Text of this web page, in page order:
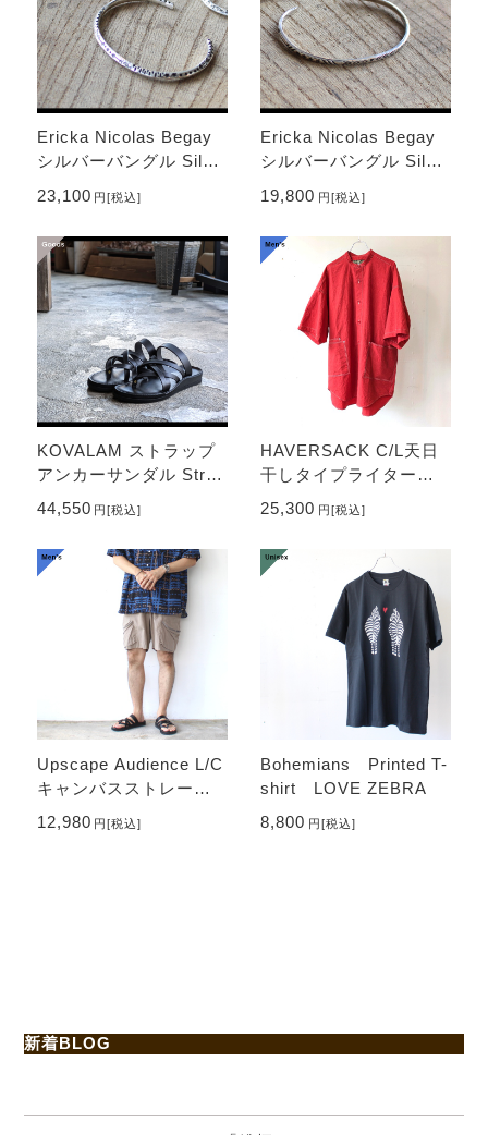
Ericka Nicolas Begay
シルバーバングル Silve
A2
23,100 円[税込]
Ericka Nicolas Begay
シルバーバングル Silve
19,800 円[税込]
KOVALAM ストラップ
アンカーサンダル Strap
Anchor Sandal-Water r
epellent （Black）
44,550 円[税込]
HAVERSACK C/L天日
干しタイプライターバ
ンドカラーシャツ C/L-t
ypewriter Bandcollar S
hirt （Red）
25,300 円[税込]
Upscape Audience L/C
キャンバスストレージ
イージーカーゴショー
ツ Linen Cotton Canva
12,980 円[税込]
Bohemians Printed T-
shirt LOVE ZEBRA
8,800 円[税込]
新着BLOG